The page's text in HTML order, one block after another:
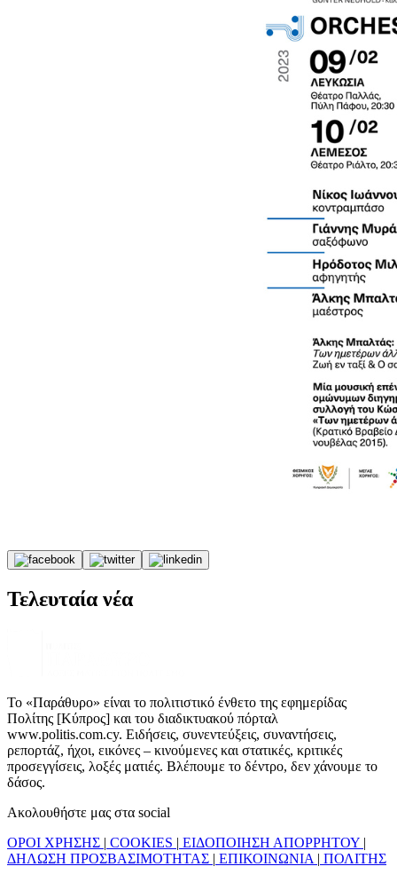
Τελευταία νέα
Το «Παράθυρο» είναι το πολιτιστικό ένθετο της εφημερίδας
Πολίτης [Κύπρος] και του διαδικτυακού πόρταλ
www.politis.com.cy. Ειδήσεις, συνεντεύξεις, συναντήσεις,
ρεπορτάζ, ήχοι, εικόνες – κινούμενες και στατικές, κριτικές
προσεγγίσεις, λοξές ματιές. Βλέπουμε το δέντρο, δεν χάνουμε το
δάσος.
Ακολουθήστε μας στα social
ΟΡΟΙ ΧΡΗΣΗΣ | COOKIES | ΕΙΔΟΠΟΙΗΣΗ ΑΠΟΡΡΗΤΟΥ |
ΔΗΛΩΣΗ ΠΡΟΣΒΑΣΙΜΟΤΗΤΑΣ | ΕΠΙΚΟΙΝΩΝΙΑ | ΠΟΛΙΤΗΣ